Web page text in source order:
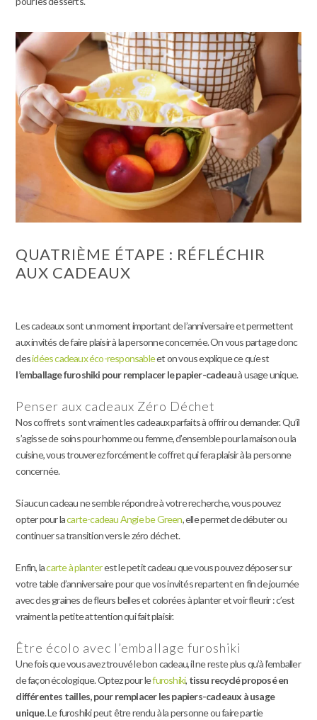
QUATRIÈME ÉTAPE : RÉFLÉCHIR
AUX CADEAUX
Les cadeaux sont un moment important de l’anniversaire et permettent
aux invités de faire plaisir à la personne concernée. On vous partage donc
desidées cadeaux éco-responsableet on vous explique ce qu’est
l’emballage furoshiki pour remplacer le papier-cadeauà usage unique.
Penser aux cadeaux Zéro Déchet
Nos coffrets sont vraiment les cadeaux parfaits à offrir ou demander. Qu’il
s’agisse de soins pour homme ou femme, d’ensemble pour la maison ou la
cuisine, vous trouverez forcément le coffret qui fera plaisir à la personne
concernée.
Si aucun cadeau ne semble répondre à votre recherche, vous pouvez
opter pour lacarte-cadeau Angie be Green, elle permet de débuter ou
continuer sa transition vers le zéro déchet.
Enfin, lacarte à planterest le petit cadeau que vous pouvez déposer sur
votre table d’anniversaire pour que vos invités repartent en fin de journée
avec des graines de fleurs belles et colorées à planter et voir fleurir : c’est
vraiment la petite attention qui fait plaisir.
Être écolo avec l’emballage furoshiki
Une fois que vous avez trouvé le bon cadeau, il ne reste plus qu’à l’emballer
de façon écologique. Optez pour lefuroshiki, tissu recyclé proposé en
différentes tailles, pour remplacer les papiers-cadeaux à usage
unique. Le furoshiki peut être rendu à la personne ou faire partie